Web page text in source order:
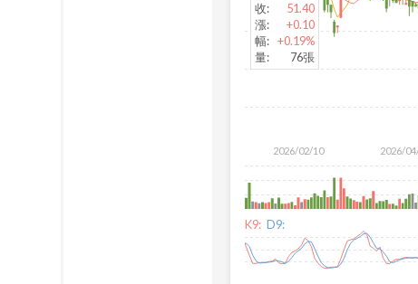
2026/02/10 2026/
收:
51.40
漲:
+0.10
幅: +0.19%
量: 76張
K9: D9: